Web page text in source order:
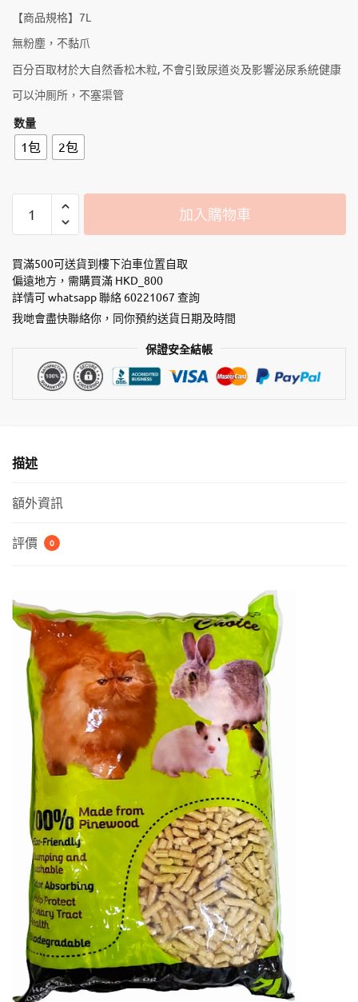
【商品規格】7L
無粉塵，不黏爪
百分百取材於大自然香松木粒, 不會引致尿道炎及影響泌尿系統健康
可以沖厠所，不塞渠管
数量
1包 2包
Choice
木
環
保
砂
加入購物車
買滿500可送貨到樓下泊車位置自取
偏遠地方，需購買滿 HKD_800
詳情可 whatsapp 聯絡 60221067 查詢
我哋會盡快聯絡你，同你預約送貨日期及時間
保證安全結帳
描述
額外資訊
評價 0